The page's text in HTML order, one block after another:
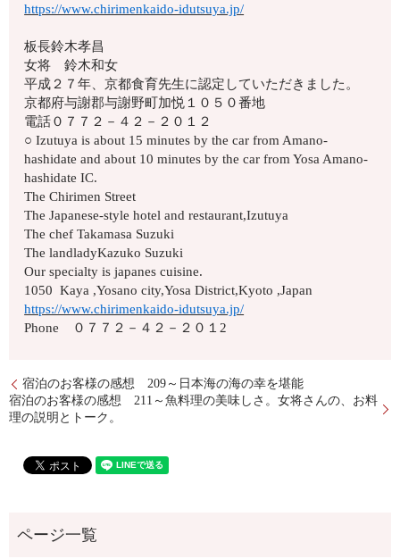
https://www.chirimenkaido-idutsuya.jp/
板長鈴木孝昌
女将 鈴木和女
平成２７年、京都食育先生に認定していただきました。
京都府与謝郡与謝野町加悦１０５０番地
電話０７７２－４２－２０１２
○ Izutuya is about 15 minutes by the car from Amano-
hashidate and about 10 minutes by the car from Yosa Amano-
hashidate IC.
The Chirimen Street
The Japanese-style hotel and restaurant,Izutuya
The chef Takamasa Suzuki
The landladyKazuko Suzuki
Our specialty is japanes cuisine.
1050 Kaya ,Yosano city,Yosa District,Kyoto ,Japan
https://www.chirimenkaido-idutsuya.jp/
Phone ０７７２－４２－２０１2
宿泊のお客様の感想 209～日本海の海の幸を堪能
宿泊のお客様の感想 211～魚料理の美味しさ。女将さんの、お料
理の説明とトーク。